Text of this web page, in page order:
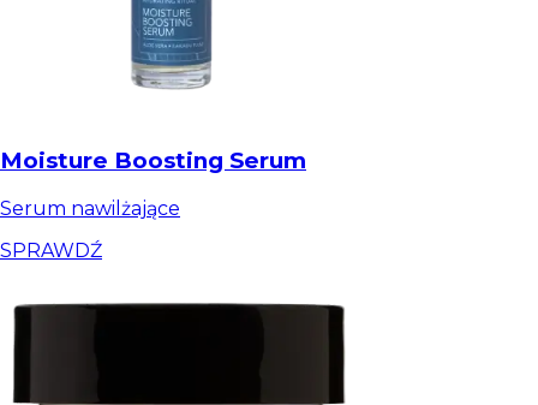
Moisture Boosting Serum
Serum nawilżające
SPRAWDŹ